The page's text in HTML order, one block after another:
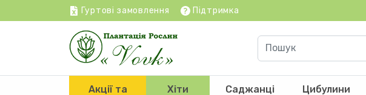
Гуртові замовлення Підтримка
Акції та
Хіти
Саджанці
Цибулини